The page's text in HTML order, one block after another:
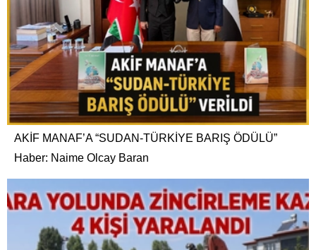
AKİF MANAF’A “SUDAN-TÜRKİYE BARIŞ ÖDÜLÜ”
Haber: Naime Olcay Baran